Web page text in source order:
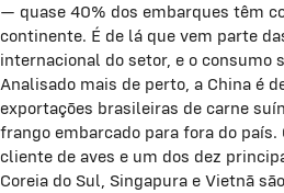
— quase 40% dos embarques têm
continente. É de lá que vem parte
internacional do setor, e o consumo
Analisado mais de perto, a China é
exportações brasileiras de carne
frango embarcado para fora do país.
cliente de aves e um dos dez
Coreia do Sul, Singapura e Vietnã